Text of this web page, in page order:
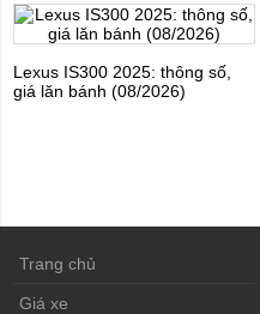
Lexus IS300 2025: thông số,
giá lăn bánh (08/2026)
Trang chủ
Giá xe